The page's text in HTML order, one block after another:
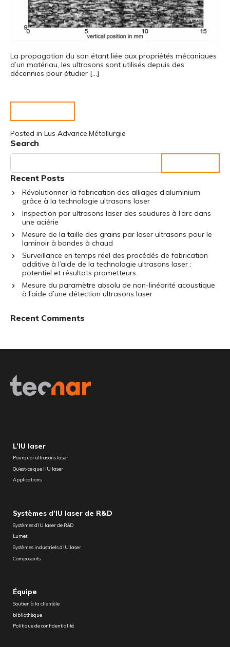
La propagation du son étant liée aux propriétés mécaniques
d’un matériau, les ultrasons sont utilisés depuis des
décennies pour étudier […]
Posted in Lus Advance Métallurgie
Search
Rechercher
Recent Posts
Révolutionner la fabrication des alliages d’aluminium
grâce à la technologie ultrasons laser
Inspection par ultrasons laser des soudures à l’arc dans
une aciérie
Mesure de la taille des grains par laser ultrasons pour le
laminoir à bandes à chaud
Surveillance en temps réel des procédés de fabrication
additive à l’aide de la technologie ultrasons laser :
potentiel et résultats prometteurs.
Mesure du paramètre absolu de non-linéarité acoustique
à l’aide d’une détection ultrasons laser
Recent Comments
L’IU laser
Pourquoi ultrasons laser
Qu’est-ce que l’IU laser
Applications
Systèmes d’IU laser de R&D
Systèmes d’IU laser de R&D
Lumet
Systèmes industriels d’IU laser
Composants
Équipe
Soutien à la clientèle
bibliothèque
Politique de confidentialité